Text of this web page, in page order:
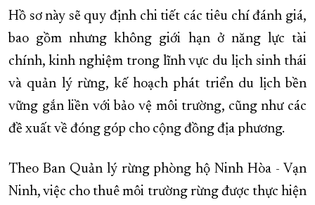
Hồ sơ này sẽ quy định chi tiết các tiêu chí đánh giá,
bao gồm nhưng không giới hạn ở năng lực tài
chính, kinh nghiệm trong lĩnh vực du lịch sinh thái
và quản lý rừng, kế hoạch phát triển du lịch bền
vững gắn liền với bảo vệ môi trường, cũng như các
đề xuất về đóng góp cho cộng đồng địa phương.
Theo Ban Quản lý rừng phòng hộ Ninh Hòa - Vạn
Ninh, việc cho thuê môi trường rừng được thực hiện